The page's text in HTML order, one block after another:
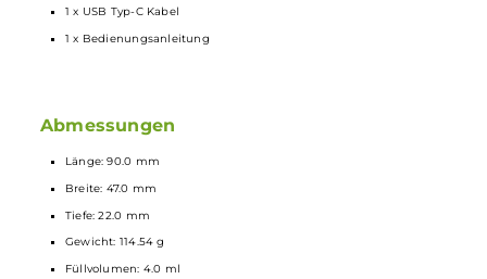
Kompatibel zu den dotCoils mit verschiedenen Widerständen
Standard 510er Verdampfern (inkl. RBAs, RDAs und Squonker)
Lieferumfang